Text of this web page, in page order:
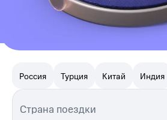
Россия Турция Китай Индия
Страна поездки